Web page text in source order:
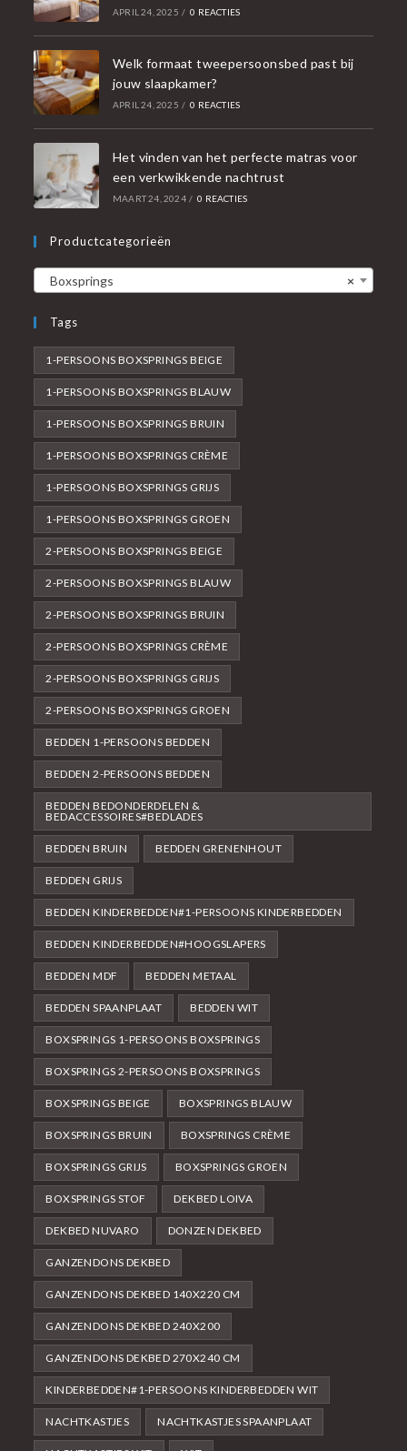
APRIL 24, 2025 / 0 REACTIES
Welk formaat tweepersoonsbed past bij
jouw slaapkamer?
APRIL 24, 2025 / 0 REACTIES
Het vinden van het perfecte matras voor
een verkwikkende nachtrust
MAART 24, 2024 / 0 REACTIES
Productcategorieën
×
Boxsprings
Tags
1-PERSOONS BOXSPRINGS BEIGE
1-PERSOONS BOXSPRINGS BLAUW
1-PERSOONS BOXSPRINGS BRUIN
1-PERSOONS BOXSPRINGS CRÈME
1-PERSOONS BOXSPRINGS GRIJS
1-PERSOONS BOXSPRINGS GROEN
2-PERSOONS BOXSPRINGS BEIGE
2-PERSOONS BOXSPRINGS BLAUW
2-PERSOONS BOXSPRINGS BRUIN
2-PERSOONS BOXSPRINGS CRÈME
2-PERSOONS BOXSPRINGS GRIJS
2-PERSOONS BOXSPRINGS GROEN
BEDDEN 1-PERSOONS BEDDEN
BEDDEN 2-PERSOONS BEDDEN
BEDDEN BEDONDERDELEN &
BEDACCESSOIRES#BEDLADES
BEDDEN BRUIN BEDDEN GRENENHOUT
BEDDEN GRIJS
BEDDEN KINDERBEDDEN#1-PERSOONS KINDERBEDDEN
BEDDEN KINDERBEDDEN#HOOGSLAPERS
BEDDEN MDF BEDDEN METAAL
BEDDEN SPAANPLAAT BEDDEN WIT
BOXSPRINGS 1-PERSOONS BOXSPRINGS
BOXSPRINGS 2-PERSOONS BOXSPRINGS
BOXSPRINGS BEIGE BOXSPRINGS BLAUW
BOXSPRINGS BRUIN BOXSPRINGS CRÈME
BOXSPRINGS GRIJS BOXSPRINGS GROEN
BOXSPRINGS STOF DEKBED LOIVA
DEKBED NUVARO DONZEN DEKBED
GANZENDONS DEKBED
GANZENDONS DEKBED 140X220 CM
GANZENDONS DEKBED 240X200
GANZENDONS DEKBED 270X240 CM
KINDERBEDDEN#1-PERSOONS KINDERBEDDEN WIT
NACHTKASTJES NACHTKASTJES SPAANPLAAT